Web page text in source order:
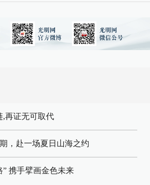
,再证无可取代
，赴一场夏日山海之约
” 携手擘画金色未来